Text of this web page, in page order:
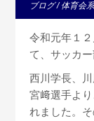
ブログ/体育会
令和元年１
て、サッカ
西川学長、
宮﨑選手よ
れました。